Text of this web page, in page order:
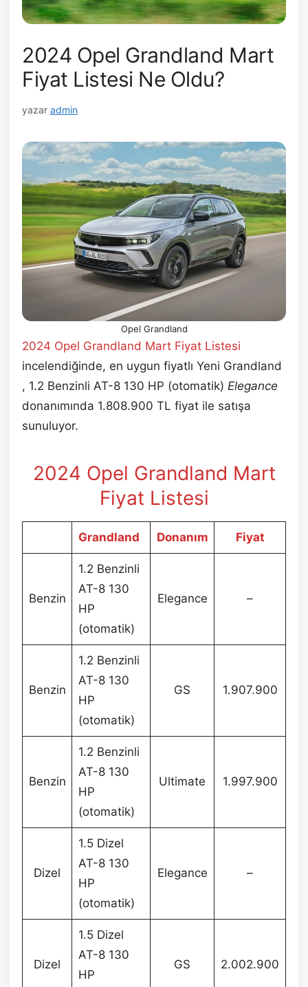
2024 Opel Grandland Mart
Fiyat Listesi Ne Oldu?
yazar admin
Opel Grandland
2024 Opel Grandland Mart Fiyat Listesi
incelendiğinde, en uygun fiyatlı Yeni Grandland
, 1.2 Benzinli AT-8 130 HP (otomatik) Elegance
donanımında 1.808.900 TL fiyat ile satışa
sunuluyor.
2024 Opel Grandland Mart
Fiyat Listesi
Grandland Donanım Fiyat
Benzin
1.2 Benzinli
AT-8 130
HP
(otomatik)
Elegance –
Benzin
1.2 Benzinli
AT-8 130
HP
(otomatik)
GS 1.907.900
Benzin
1.2 Benzinli
AT-8 130
HP
(otomatik)
Ultimate 1.997.900
Dizel
1.5 Dizel
AT-8 130
HP
(otomatik)
Elegance –
Dizel
1.5 Dizel
AT-8 130
HP
GS 2.002.900